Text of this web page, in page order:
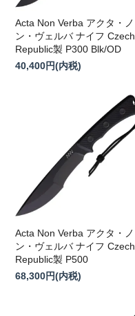
Acta Non Verba アクタ・ノ
ン・ヴェルバ ナイフ Czech
Republic製 P300 Blk/OD
40,400円(内税)
Acta Non Verba アクタ・ノ
ン・ヴェルバ ナイフ Czech
Republic製 P500
68,300円(内税)